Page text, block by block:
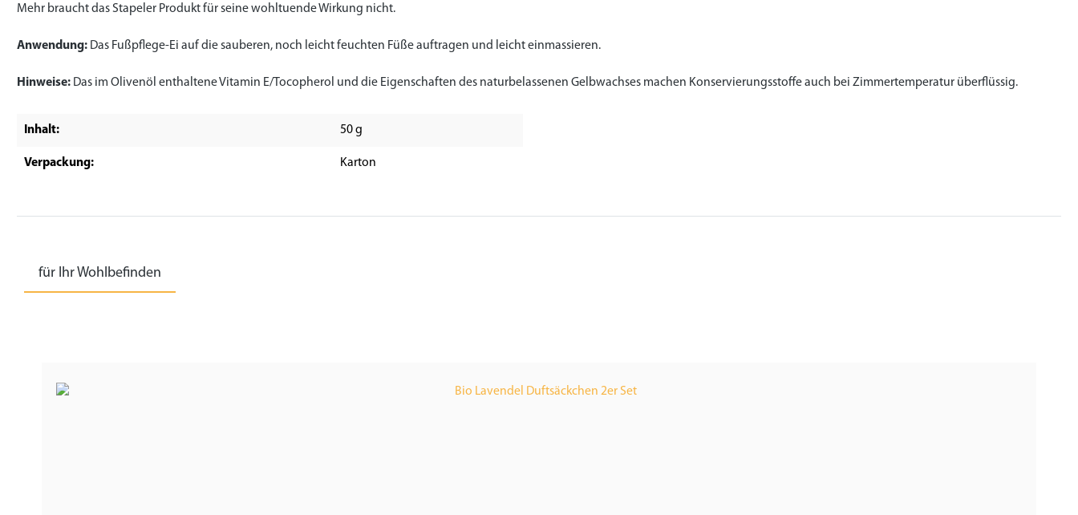
Mehr braucht das Stapeler Produkt für seine wohltuende Wirkung nicht.
Anwendung: Das Fußpflege-Ei auf die sauberen, noch leicht feuchten Füße auftragen und leicht einmassieren.
Hinweise: Das im Olivenöl enthaltene Vitamin E/Tocopherol und die Eigenschaften des naturbelassenen Gelbwachses machen Konservierungsstoffe auch bei Zimmertemperatur überflüssig.
Inhalt: 50 g
Verpackung: Karton
für Ihr Wohlbefinden